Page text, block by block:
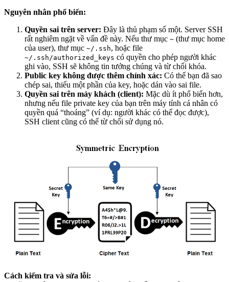
Nguyên nhân phổ biến:
Quyền sai trên server: Đây là thủ phạm số một. Server SSH
rất nghiêm ngặt về vấn đề này. Nếu thư mục ~ (thư mục home
của user), thư mục ~/.ssh, hoặc file
~/.ssh/authorized_keys có quyền cho phép người khác
ghi vào, SSH sẽ không tin tưởng chúng và từ chối khóa.
Public key không được thêm chính xác: Có thể bạn đã sao
chép sai, thiếu một phần của key, hoặc dán vào sai file.
Quyền sai trên máy khách (client): Mặc dù ít phổ biến hơn,
nhưng nếu file private key của bạn trên máy tính cá nhân có
quyền quá “thoáng” (ví dụ: người khác có thể đọc được),
SSH client cũng có thể từ chối sử dụng nó.
Cách kiểm tra và sửa lỗi: